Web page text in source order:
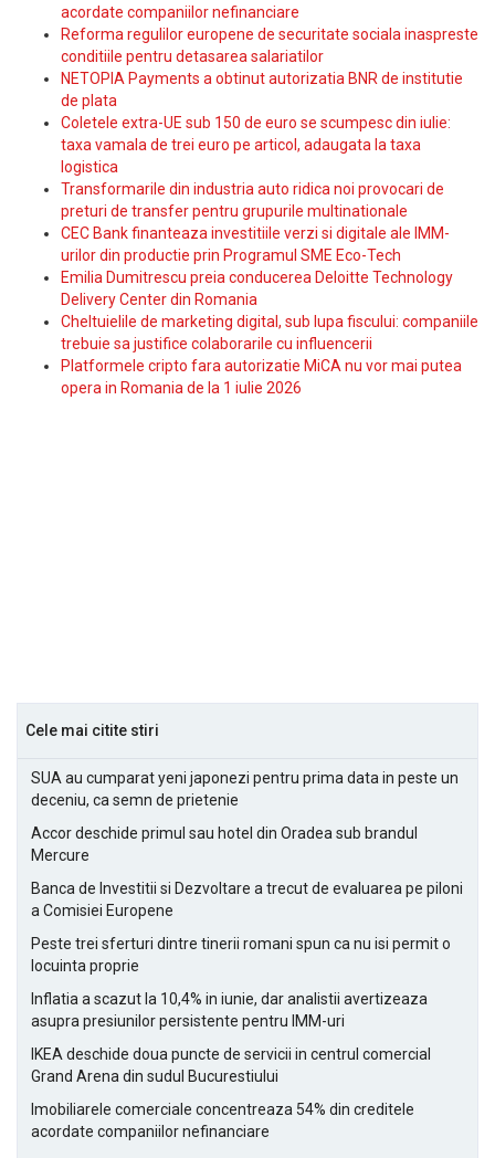
acordate companiilor nefinanciare
Reforma regulilor europene de securitate sociala inaspreste
conditiile pentru detasarea salariatilor
NETOPIA Payments a obtinut autorizatia BNR de institutie
de plata
Coletele extra-UE sub 150 de euro se scumpesc din iulie:
taxa vamala de trei euro pe articol, adaugata la taxa
logistica
Transformarile din industria auto ridica noi provocari de
preturi de transfer pentru grupurile multinationale
CEC Bank finanteaza investitiile verzi si digitale ale IMM-
urilor din productie prin Programul SME Eco-Tech
Emilia Dumitrescu preia conducerea Deloitte Technology
Delivery Center din Romania
Cheltuielile de marketing digital, sub lupa fiscului: companiile
trebuie sa justifice colaborarile cu influencerii
Platformele cripto fara autorizatie MiCA nu vor mai putea
opera in Romania de la 1 iulie 2026
Cele mai citite stiri
SUA au cumparat yeni japonezi pentru prima data in peste un
deceniu, ca semn de prietenie
Accor deschide primul sau hotel din Oradea sub brandul
Mercure
Banca de Investitii si Dezvoltare a trecut de evaluarea pe piloni
a Comisiei Europene
Peste trei sferturi dintre tinerii romani spun ca nu isi permit o
locuinta proprie
Inflatia a scazut la 10,4% in iunie, dar analistii avertizeaza
asupra presiunilor persistente pentru IMM-uri
IKEA deschide doua puncte de servicii in centrul comercial
Grand Arena din sudul Bucurestiului
Imobiliarele comerciale concentreaza 54% din creditele
acordate companiilor nefinanciare